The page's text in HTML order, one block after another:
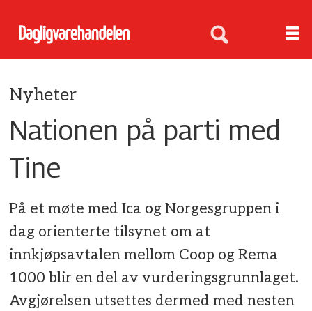
Nyheter
Nationen på parti med
Tine
På et møte med Ica og Norgesgruppen i
dag orienterte tilsynet om at
innkjøpsavtalen mellom Coop og Rema
1000 blir en del av vurderingsgrunnlaget.
Avgjørelsen utsettes dermed med nesten